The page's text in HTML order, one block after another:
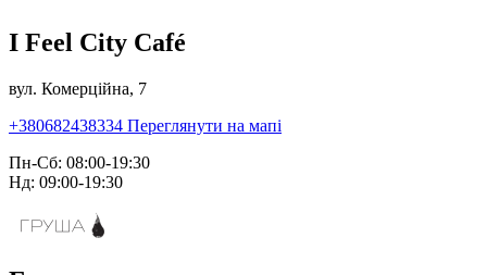
I Feel City Café
вул. Комерційна, 7
+380682438334 Переглянути на мапі
Пн-Сб: 08:00-19:30
Нд: 09:00-19:30